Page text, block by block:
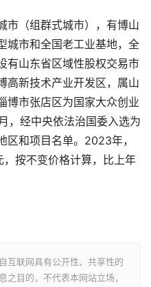
（组群式城市），有博山
城市和全国老工业基地，全
有山东省区域性股权交易市
高新技术产业开发区，属山
博市张店区为国家大众创业
，经中央依法治国委入选为
区和项目名单。2023年，
按不变价格计算，比上年
互联网具有公开性、共享性的
之目的，不代表本网站立场，